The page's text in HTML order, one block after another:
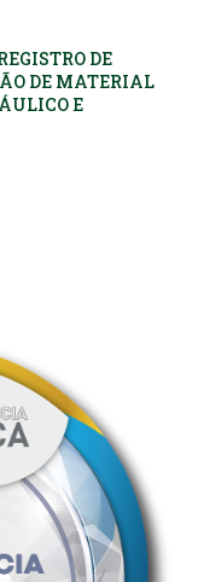
DE
DE MATERIAL
E